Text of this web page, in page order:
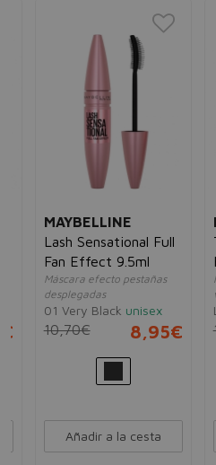
MAYBELLINE
Lash Sensational Full
Fan Effect 9.5ml
Máscara efecto pestañas
desplegadas
01 Very Black unisex
10,70€ 8,95€
Añadir a la cesta